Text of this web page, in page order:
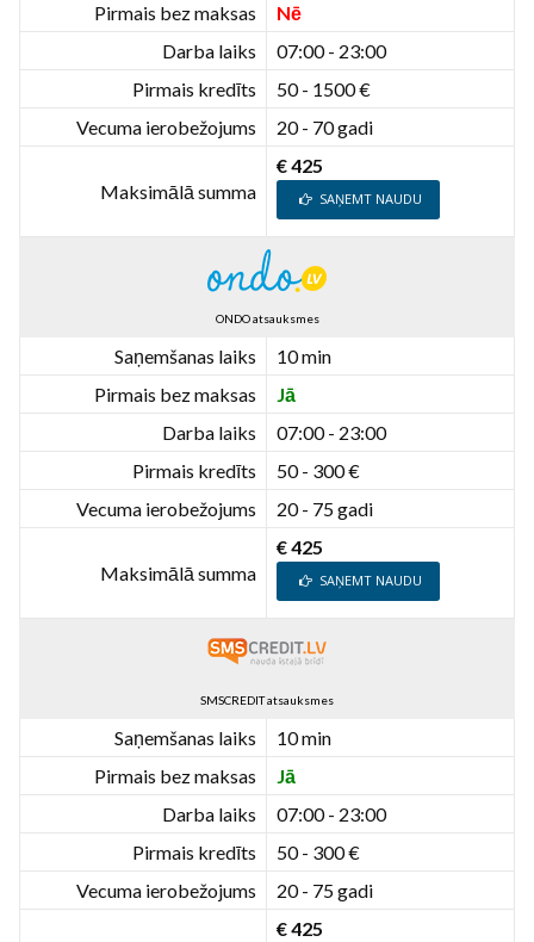
Pirmais bez maksas
Nē
Darba laiks
07:00 - 23:00
Pirmais kredīts
50 - 1500 €
Vecuma ierobežojums
20 - 70 gadi
Maksimālā summa
€ 425
SAŅEMT NAUDU
ONDO atsauksmes
Saņemšanas laiks
10 min
Pirmais bez maksas
Jā
Darba laiks
07:00 - 23:00
Pirmais kredīts
50 - 300 €
Vecuma ierobežojums
20 - 75 gadi
Maksimālā summa
€ 425
SAŅEMT NAUDU
SMSCREDIT atsauksmes
Saņemšanas laiks
10 min
Pirmais bez maksas
Jā
Darba laiks
07:00 - 23:00
Pirmais kredīts
50 - 300 €
Vecuma ierobežojums
20 - 75 gadi
€ 425